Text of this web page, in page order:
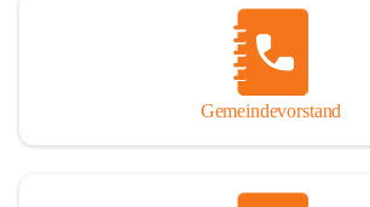
Gemeindevorstand